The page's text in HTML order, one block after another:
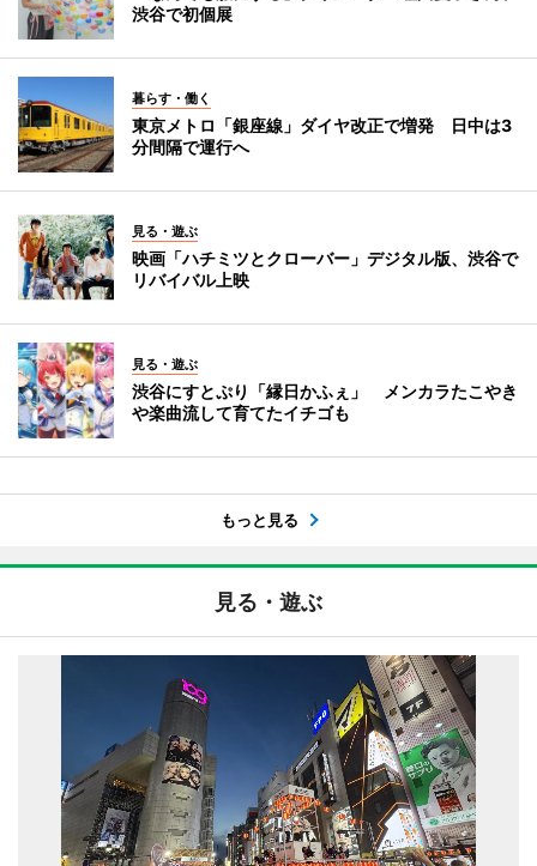
渋谷で初個展
暮らす・働く
東京メトロ「銀座線」ダイヤ改正で増発 日中は3
分間隔で運行へ
見る・遊ぶ
映画「ハチミツとクローバー」デジタル版、渋谷で
リバイバル上映
見る・遊ぶ
渋谷にすとぷり「縁日かふぇ」 メンカラたこやき
や楽曲流して育てたイチゴも
もっと見る
見る・遊ぶ